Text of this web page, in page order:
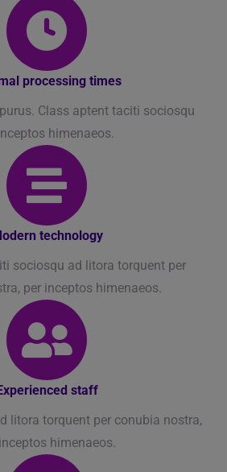
processing times
Class aptent taciti sociosqu
himenaeos.
technology
sociosqu ad litora torquent per
per inceptos himenaeos.
staff
litora torquent per conubia nostra,
himenaeos.